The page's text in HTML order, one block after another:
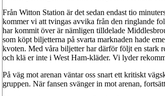
Från Witton Station är det sedan endast tio
kommer vi att tvingas avvika från den ringlande
har kommit över är nämligen tilldelade
som köpt biljetterna på svarta marknaden hade
kvoten. Med våra biljetter har därför följt en stark
och klä er inte i West Ham-kläder. Vi lyder
På väg mot arenan väntar oss snart ett kritiskt
gruppen. När fansen svänger in mot arenan,